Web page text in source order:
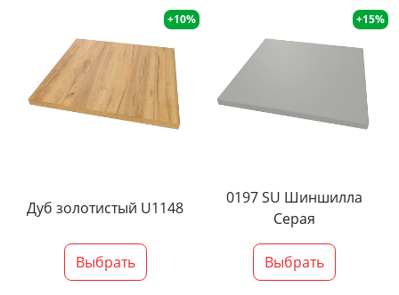
+10%
Дуб золотистый U1148
Выбрать
+15%
0197 SU Шиншилла
Серая
Выбрать